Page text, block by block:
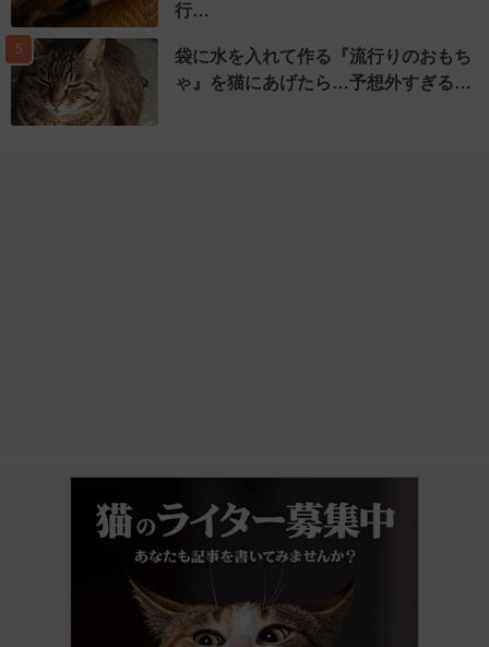
行…
5
袋に水を入れて作る『流行りのおもち
ゃ』を猫にあげたら…予想外すぎる…